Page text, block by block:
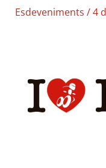
Esdeveniments /4